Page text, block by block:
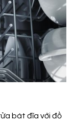
bát đĩa với đồ